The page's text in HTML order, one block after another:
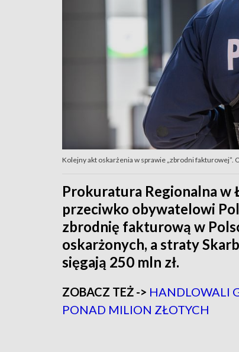
Kolejny akt oskarżenia w sprawie „zbrodni
Prokuratura Regionalna w
przeciwko obywatelowi
zbrodnię fakturową w
oskarżonych, a straty
sięgają 250 mln zł.
ZOBACZ TEŻ -> HANDLOWALI
PONAD MILION ZŁOTYCH